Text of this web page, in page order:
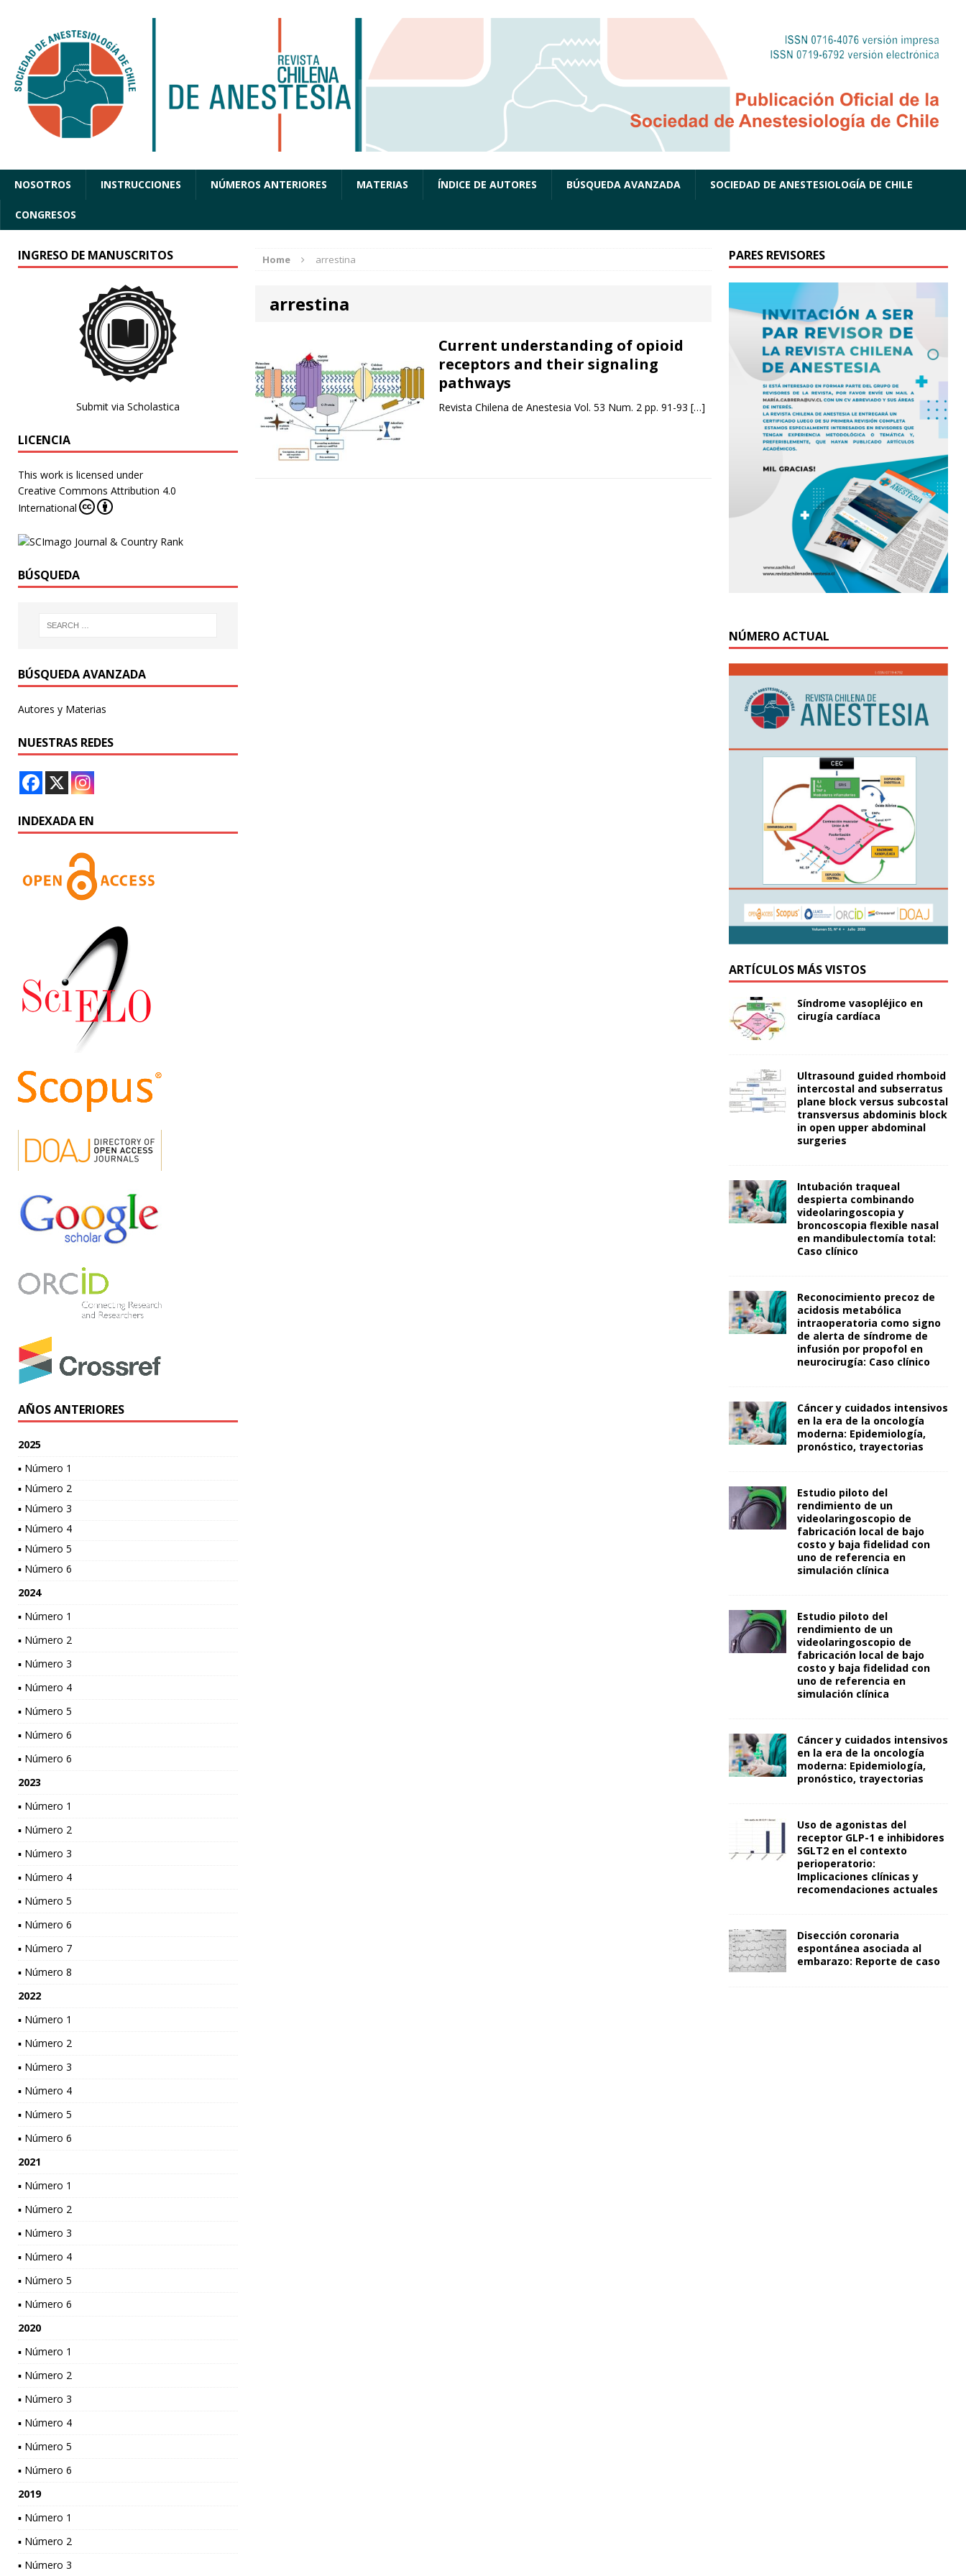
NOSOTROS INSTRUCCIONES NÚMEROS ANTERIORES MATERIAS ÍNDICE DE AUTORES BÚSQUEDA AVANZADA SOCIEDAD DE ANESTESIOLOGÍA DE CHILE
CONGRESOS
Home arrestina
arrestina
Current understanding of opioid
receptors and their signaling
pathways
Revista Chilena de Anestesia Vol. 53 Num. 2 pp. 91-93 […]
INGRESO DE MANUSCRITOS
Submit via Scholastica
LICENCIA
This work is licensed under
Creative Commons Attribution 4.0
International
BÚSQUEDA
BÚSQUEDA AVANZADA
Autores y Materias
NUESTRAS REDES
INDEXADA EN
AÑOS ANTERIORES
2025
▪ Número 1
▪ Número 2
▪ Número 3
▪ Número 4
▪ Número 5
▪ Número 6
2024
▪ Número 1
▪ Número 2
▪ Número 3
▪ Número 4
▪ Número 5
▪ Número 6
▪ Número 6
2023
▪ Número 1
▪ Número 2
▪ Número 3
▪ Número 4
▪ Número 5
▪ Número 6
▪ Número 7
▪ Número 8
2022
▪ Número 1
▪ Número 2
▪ Número 3
▪ Número 4
▪ Número 5
▪ Número 6
2021
▪ Número 1
▪ Número 2
▪ Número 3
▪ Número 4
▪ Número 5
▪ Número 6
2020
▪ Número 1
▪ Número 2
▪ Número 3
▪ Número 4
▪ Número 5
▪ Número 6
2019
▪ Número 1
▪ Número 2
▪ Número 3
PARES REVISORES
NÚMERO ACTUAL
ARTÍCULOS MÁS VISTOS
Síndrome vasopléjico en
cirugía cardíaca
Ultrasound guided rhomboid
intercostal and subserratus
plane block versus subcostal
transversus abdominis block
in open upper abdominal
surgeries
Intubación traqueal
despierta combinando
videolaringoscopia y
broncoscopia flexible nasal
en mandibulectomía total:
Caso clínico
Reconocimiento precoz de
acidosis metabólica
intraoperatoria como signo
de alerta de síndrome de
infusión por propofol en
neurocirugía: Caso clínico
Cáncer y cuidados intensivos
en la era de la oncología
moderna: Epidemiología,
pronóstico, trayectorias
Estudio piloto del
rendimiento de un
videolaringoscopio de
fabricación local de bajo
costo y baja fidelidad con
uno de referencia en
simulación clínica
Estudio piloto del
rendimiento de un
videolaringoscopio de
fabricación local de bajo
costo y baja fidelidad con
uno de referencia en
simulación clínica
Cáncer y cuidados intensivos
en la era de la oncología
moderna: Epidemiología,
pronóstico, trayectorias
Uso de agonistas del
receptor GLP-1 e inhibidores
SGLT2 en el contexto
perioperatorio:
Implicaciones clínicas y
recomendaciones actuales
Disección coronaria
espontánea asociada al
embarazo: Reporte de caso